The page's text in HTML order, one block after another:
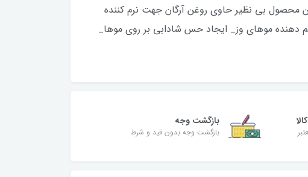
محصول بی نظیر حاوی روغن آرگان جهت نرم کننده
دهنده موهای وز_ ایجاد حس شادابی بر روی موها_
بازگشت وجه
بازگشت وجه بدون قید و شرط